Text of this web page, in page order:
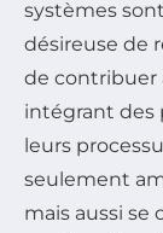
systèmes
désireuse de
de contribuer
intégrant des
leurs
seulement
mais aussi se